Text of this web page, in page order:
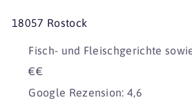
18057 Rostock
Fisch- und Fleischgerichte
€€
Google Rezension: 4,6